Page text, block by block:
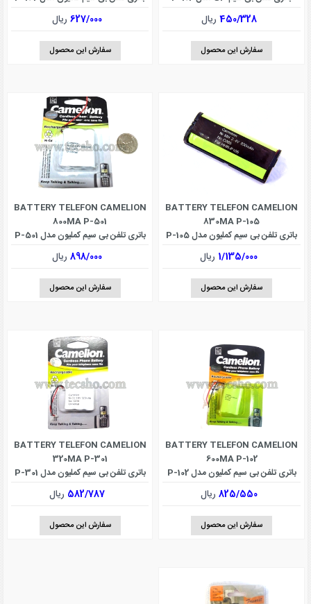
450/328 ریال
سفارش این محصول
627/000ریال
سفارش این محصول
BATTERY TELEFON CAMELION
830MA P-105
باتری تلفن بی سیم کملیون مدل P-105
1/135/000 ریال
سفارش این محصول
BATTERY TELEFON CAMELION
800MA P-501
باتری تلفن بی سیم کملیون مدل P-501
898/000ریال
سفارش این محصول
BATTERY TELEFON CAMELION
600MA P-102
باتری تلفن بی سیم کملیون مدل P-102
825/550 ریال
سفارش این محصول
BATTERY TELEFON CAMELION
320MA P-301
باتری تلفن بی سیم کملیون مدل P-301
582/787 ریال
سفارش این محصول